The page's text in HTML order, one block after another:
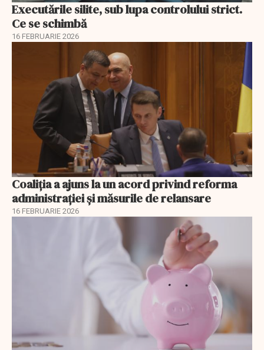
Executările silite, sub lupa controlului strict.
Ce se schimbă
16 FEBRUARIE 2026
Coaliția a ajuns la un acord privind reforma
administrației și măsurile de relansare
16 FEBRUARIE 2026